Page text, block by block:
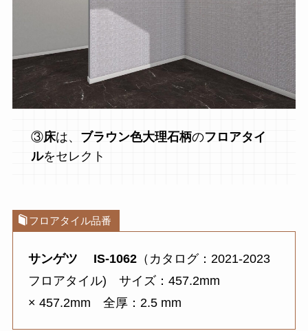
③床は、 ブラウン色大理石柄のフロアタイ
ルをセレクト
フロアタイル品番
サンゲツ IS-1062 （カタログ：2021-2023
フロアタイル) サイズ：457.2mm
× 457.2mm 全厚：2.5 mm